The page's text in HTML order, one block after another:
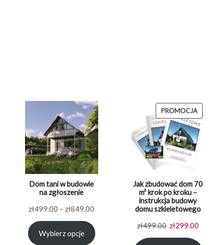
Dom tani w budowie
na zgłoszenie
zł499.00 – zł849.00
od
Wybierz opcje
PROMOCJA
W
Jak zbudować dom 70
m² krok po kroku –
instrukcja budowy
domu szkieletowego
zł499.00 Pierwotna
cena
zł299.00